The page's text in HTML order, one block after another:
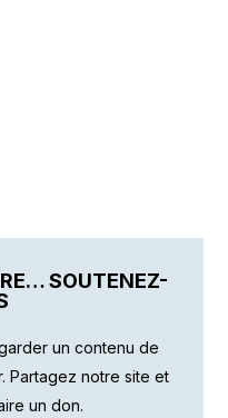
SOUTENEZ-
un contenu de
Partagez notre site et
un don.